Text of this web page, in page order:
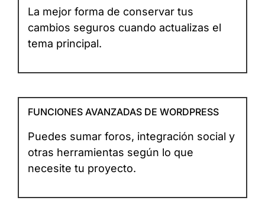
La mejor forma de conservar tus
cambios seguros cuando actualizas el
tema principal.
FUNCIONES AVANZADAS DE WORDPRESS
Puedes sumar foros, integración social y
otras herramientas según lo que
necesite tu proyecto.